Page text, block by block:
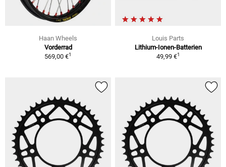
Haan Wheels
Vorderrad
569,00 €1
Louis Parts
Lithium-Ionen-Batterien
49,99 €1